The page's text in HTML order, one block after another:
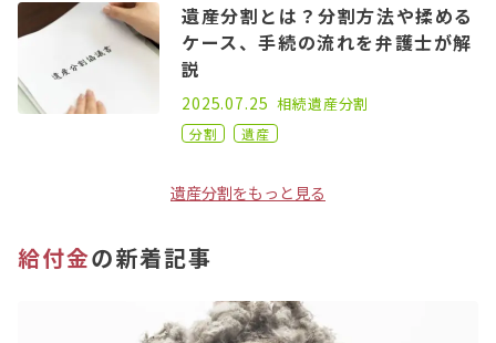
遺産分割とは？分割方法や揉める
ケース、手続の流れを弁護士が解
説
2024.11.22
2025.07.25 相続遺産分割
分割 遺産
遺産分割をもっと見る
給付金の新着記事